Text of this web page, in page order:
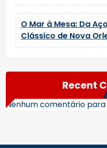
O Mar à Mesa: Da
Clássico de Nova
Recent
Nenhum comentário